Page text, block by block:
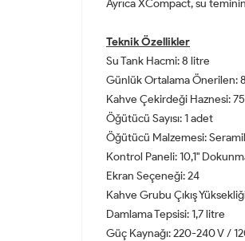
Ayrıca XCompact, su
Teknik Özellikler
Su Tank Hacmi: 8 litre
Günlük Ortalama Önerilen:
Kahve Çekirdeği Haznesi:
Öğütücü Sayısı: 1 adet
Öğütücü Malzemesi:
Kontrol Paneli: 10,1"
Ekran Seçeneği: 24
Kahve Grubu Çıkış
Damlama Tepsisi: 1,7 litre
Güç Kaynağı: 220-240 V /